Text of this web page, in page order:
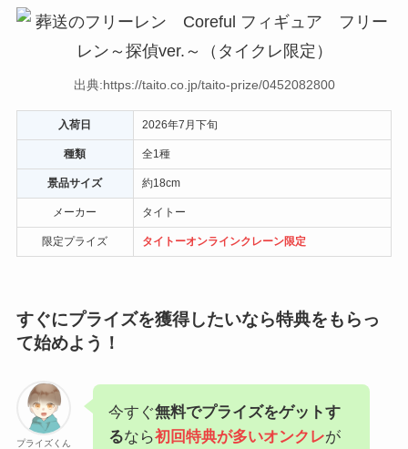
出典:https://taito.co.jp/taito-prize/0452082800
入荷日 2026年7月下旬
種類 全1種
景品サイズ 約18cm
メーカー タイトー
限定プライズ タイトーオンラインクレーン限定
すぐにプライズを獲得したいなら特典をもらっ
て始めよう！
プライズくん
今すぐ無料でプライズをゲットす
るなら初回特典が多いオンクレが